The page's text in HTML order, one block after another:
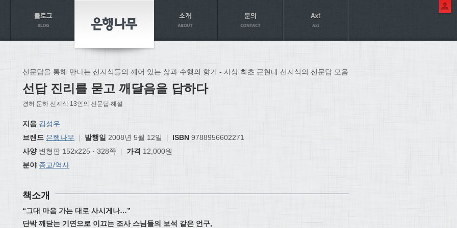
선문답을 통해 만나는 선지식들의 깨어 있는 삶과 수행의 향기 - 사상 최초 근현대 선지식의 선문답 모음
선답 진리를 묻고 깨달음을 답하다
경허 문하 선지식 13인의 선문답 해설
지음 김성우
브랜드 은행나무 | 발행일 2008년 5월 12일 | ISBN 9788956602271
사양변형판 152x225 · 328쪽 | 가격 12,000원
분야 종교/역사
책소개
“그대 마음 가는 대로 사시게나…”
단박 깨닫는 기연으로 이끄는 조사 스님들의 보석 같은 언구,